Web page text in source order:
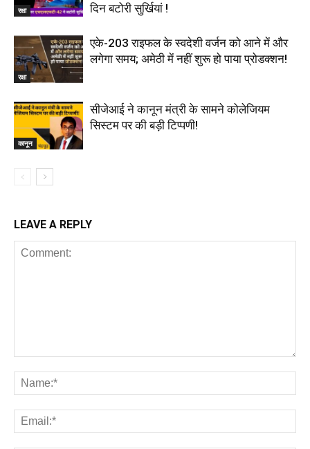
रक्षा
दिन बटोरी सुर्खियां !
रक्षा
एके-203 राइफल के स्वदेशी वर्जन को आने में और
लगेगा समय; अमेठी में नहीं शुरू हो पाया प्रोडक्शन!
कानून
सीजेआई ने कानून मंत्री के सामने कोलेजियम
सिस्टम पर की बड़ी टिप्पणी!
LEAVE A REPLY